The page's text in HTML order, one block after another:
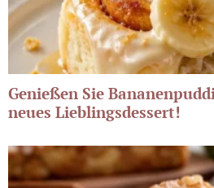
Genießen Sie
neues Lieblingsdessert!